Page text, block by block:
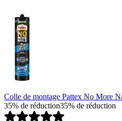
Colle de montage Pattex No More
35% de réduction35% de réduction